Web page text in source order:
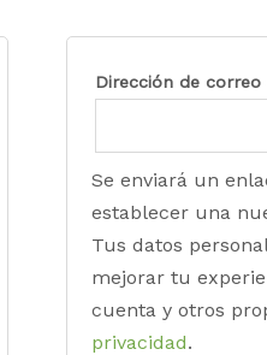
Dirección de
Se enviará un
establecer una
Tus datos
mejorar tu
cuenta y otros
privacidad.